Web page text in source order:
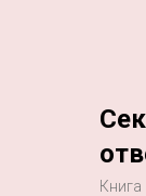
Книга